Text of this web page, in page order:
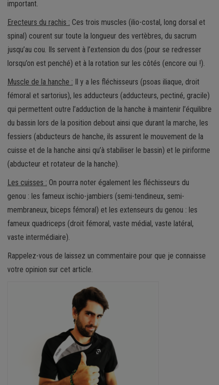
important.
Erecteurs du rachis : Ces trois muscles (ilio-costal, long dorsal et
spinal) courent sur toute la longueur des vertèbres, du sacrum
jusqu’au cou. Ils servent à l’extension du dos (pour se redresser
lorsqu’on est penché) et à la rotation sur les côtés (encore oui !).
Muscle de la hanche : Il y a les fléchisseurs (psoas iliaque, droit
fémoral et sartorius), les adducteurs (adducteurs, pectiné, gracile)
qui permettent outre l’adduction de la hanche à maintenir l’équilibre
du bassin lors de la position debout ainsi que durant la marche, les
fessiers (abducteurs de hanche, ils assurent le mouvement de la
cuisse et de la hanche ainsi qu’à stabiliser le bassin) et le piriforme
(abducteur et rotateur de la hanche).
Les cuisses : On pourra noter également les fléchisseurs du
genou : les fameux ischio-jambiers (semi-tendineux, semi-
membraneux, biceps fémoral) et les extenseurs du genou : les
fameux quadriceps (droit fémoral, vaste médial, vaste latéral,
vaste intermédiaire).
Rappelez-vous de laissez un commentaire pour que je connaisse
votre opinion sur cet article.